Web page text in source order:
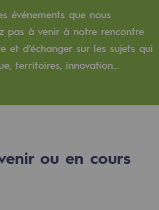
événements que nous
pas à venir à notre rencontre
et d’échanger sur les sujets qui
territoires, innovation...
ou en cours